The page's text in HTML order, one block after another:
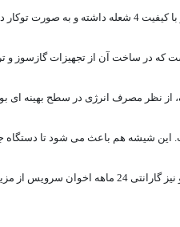
در آشپزخانه نصب می شود.
که در ساخت آن از تجهیزات گازسوز و
نظر مصرف انرژی در سطح بهینه ای
محصول به شمار می آیند.